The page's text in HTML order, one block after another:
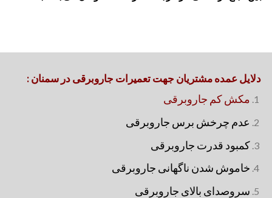
دلایل عمده مشتریان جهت تعمیرات جاروبرقی در سمنان :
مکش کم جاروبرقی
عدم چرخش برس جاروبرقی
کمبود قدرت جاروبرقی
خاموش شدن ناگهانی جاروبرقی
سروصدای بالای جاروبرقی